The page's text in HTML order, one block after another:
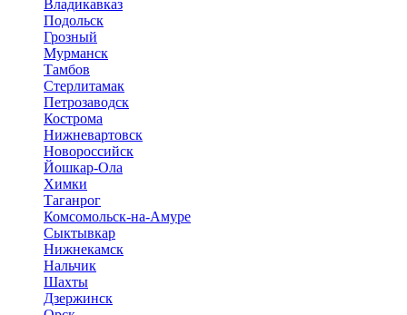
Владикавказ
Подольск
Грозный
Мурманск
Тамбов
Стерлитамак
Петрозаводск
Кострома
Нижневартовск
Новороссийск
Йошкар-Ола
Химки
Таганрог
Комсомольск-на-Амуре
Сыктывкар
Нижнекамск
Нальчик
Шахты
Дзержинск